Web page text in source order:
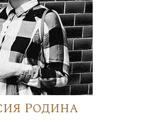
Родина